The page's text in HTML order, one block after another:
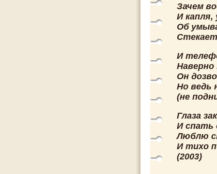
Зачем
И капля,
Об
И
Он
Но ведь
(не
Глаза
И спать
Люблю
И тихо
(2003)